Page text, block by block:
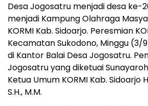
Desa Jogosatru menjadi desa ke-
menjadi Kampung Olahraga
KORMI Kab. Sidoarjo. Peresmian
Kecamatan Sukodono, Minggu (3/
di Kantor Balai Desa Jogosatru.
Jogosatru yang diketuai
Ketua Umum KORMI Kab. Sidoarjo
S.H., M.M.